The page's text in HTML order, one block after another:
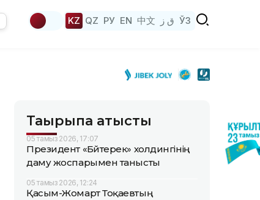
KZ QZ РУ EN 中文 ق ز ЎЗ
Тақырыпқа қатысты
05 тамыз 2026, 17:07
Президент «Бәйтерек» холдингінің
даму жоспарымен танысты
05 тамыз 2026, 12:24
Қасым-Жомарт Тоқаевтың